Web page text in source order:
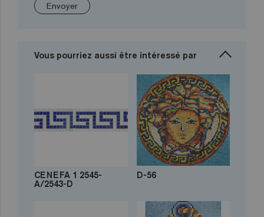
Envoyer
Vous pourriez aussi être intéressé par
CENEFA 1 2545-
A/2543-D
D-56